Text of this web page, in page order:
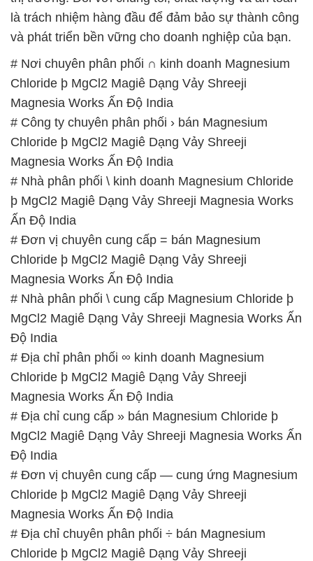
là trách nhiệm hàng đầu để đảm bảo sự thành công
và phát triển bền vững cho doanh nghiệp của bạn.
# Nơi chuyên phân phối ∩ kinh doanh Magnesium
Chloride þ MgCl2 Magiê Dạng Vảy Shreeji
Magnesia Works Ấn Độ India
# Công ty chuyên phân phối › bán Magnesium
Chloride þ MgCl2 Magiê Dạng Vảy Shreeji
Magnesia Works Ấn Độ India
# Nhà phân phối \ kinh doanh Magnesium Chloride
þ MgCl2 Magiê Dạng Vảy Shreeji Magnesia Works
Ấn Độ India
# Đơn vị chuyên cung cấp = bán Magnesium
Chloride þ MgCl2 Magiê Dạng Vảy Shreeji
Magnesia Works Ấn Độ India
# Nhà phân phối \ cung cấp Magnesium Chloride þ
MgCl2 Magiê Dạng Vảy Shreeji Magnesia Works Ấn
Độ India
# Địa chỉ phân phối ∞ kinh doanh Magnesium
Chloride þ MgCl2 Magiê Dạng Vảy Shreeji
Magnesia Works Ấn Độ India
# Địa chỉ cung cấp » bán Magnesium Chloride þ
MgCl2 Magiê Dạng Vảy Shreeji Magnesia Works Ấn
Độ India
# Đơn vị chuyên cung cấp — cung ứng Magnesium
Chloride þ MgCl2 Magiê Dạng Vảy Shreeji
Magnesia Works Ấn Độ India
# Địa chỉ chuyên phân phối ÷ bán Magnesium
Chloride þ MgCl2 Magiê Dạng Vảy Shreeji